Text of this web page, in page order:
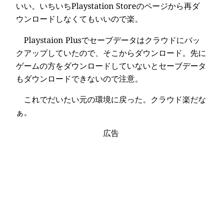
いい。いちいちPlaystation Storeのページから再ダ
ウンロードしなくてもいいので楽。
Playstaion Plusでセーブデータはクラウドにバッ
クアップしていたので、そこからダウンロード。先に
ゲームの方をダウンロードしていないとセーブデータ
もダウンロードできないので注意。
これでだいたい元の環境に戻った。クラウド楽だな
ぁ。
広告